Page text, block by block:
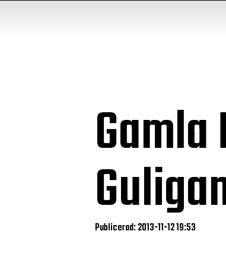
Publicerad: 2013-11-12 19:53